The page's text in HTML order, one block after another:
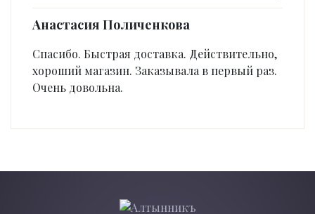
Анастасия Поличенкова
Спасибо. Быстрая доставка. Действительно,
хороший магазин. Заказывала в первый раз.
Очень довольна.